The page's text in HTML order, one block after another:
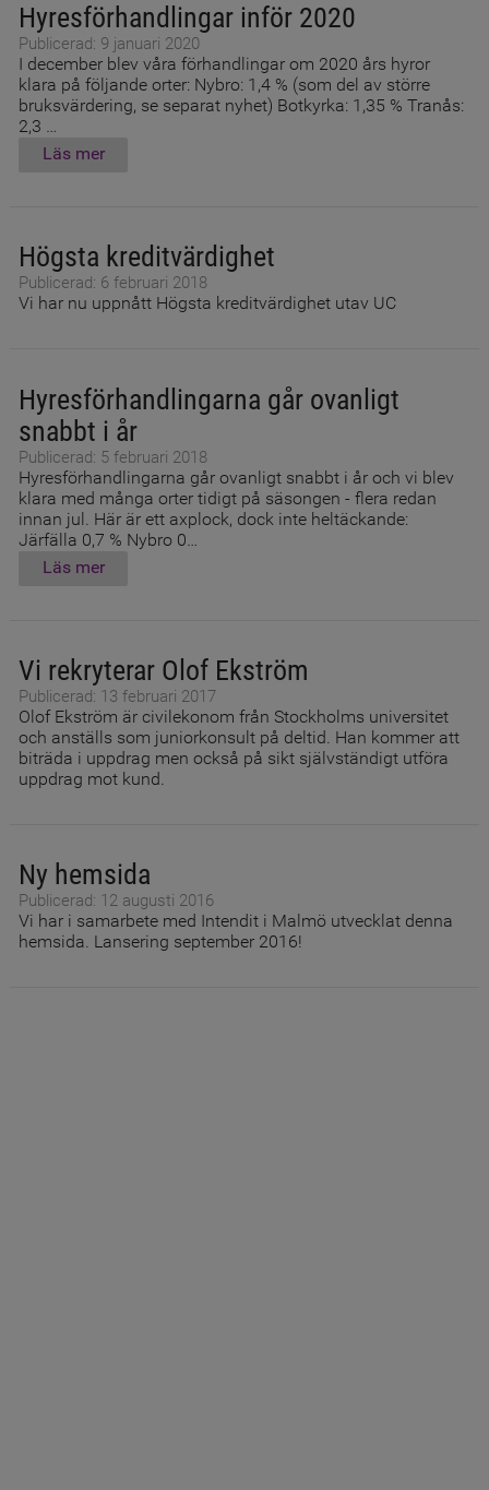
Hyresförhandlingar inför 2020
Publicerad: 9 januari 2020
I december blev våra förhandlingar om 2020 års hyror
klara på följande orter: Nybro: 1,4 % (som del av större
bruksvärdering, se separat nyhet) Botkyrka: 1,35 % Tranås:
2,3 …
Läs mer
Högsta kreditvärdighet
Publicerad: 6 februari 2018
Vi har nu uppnått Högsta kreditvärdighet utav UC
Hyresförhandlingarna går ovanligt
snabbt i år
Publicerad: 5 februari 2018
Hyresförhandlingarna går ovanligt snabbt i år och vi blev
klara med många orter tidigt på säsongen - flera redan
innan jul. Här är ett axplock, dock inte heltäckande:
Järfälla 0,7 % Nybro 0…
Läs mer
Vi rekryterar Olof Ekström
Publicerad: 13 februari 2017
Olof Ekström är civilekonom från Stockholms universitet
och anställs som juniorkonsult på deltid. Han kommer att
biträda i uppdrag men också på sikt självständigt utföra
uppdrag mot kund.
Ny hemsida
Publicerad: 12 augusti 2016
Vi har i samarbete med Intendit i Malmö utvecklat denna
hemsida. Lansering september 2016!